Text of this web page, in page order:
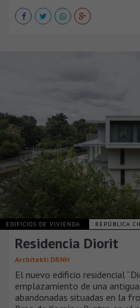
EDIFICIOS DE VIVIENDA REPÚBLICA
Residencia Diorit
Architekti DRNH
El nuevo edificio residencial
emplazamiento de una
abandonadas situadas en la